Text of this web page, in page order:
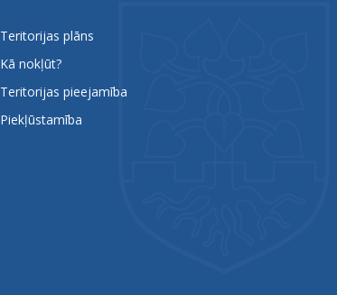
Teritorijas plāns
Kā nokļūt?
Teritorijas pieejamība
Piekļūstamība